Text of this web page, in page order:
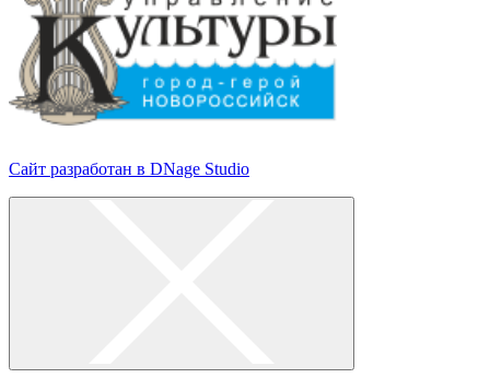
Сайт разработан в DNage Studio